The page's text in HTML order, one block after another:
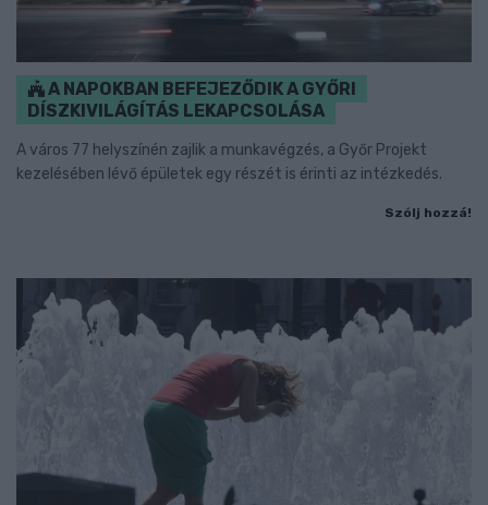
A NAPOKBAN BEFEJEZŐDIK A GYŐRI
DÍSZKIVILÁGÍTÁS LEKAPCSOLÁSA
A város 77 helyszínén zajlik a munkavégzés, a Győr Projekt
kezelésében lévő épületek egy részét is érinti az intézkedés.
Szólj hozzá!